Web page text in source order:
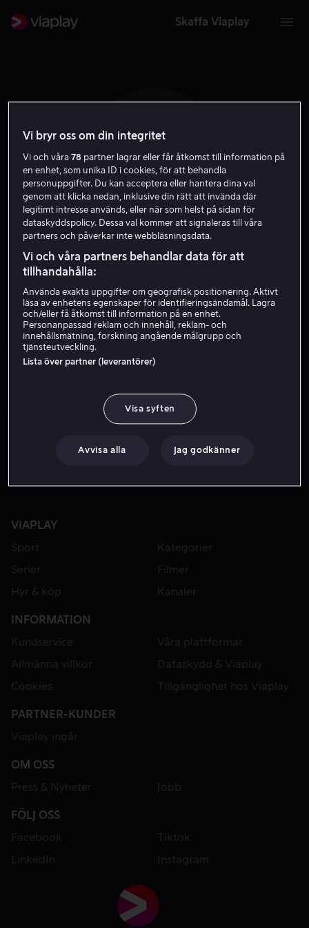
Skaffa Viaplay
C T
Clive Tonge
VIAPLAY
Sport
Kategorier
Serier
Filmer
Hyr & köp
Kanaler
INFORMATION
Kundservice
Våra plattformar
Allmänna villkor
Dataskydd & Viaplay
Cookies
Tillgänglighet hos Viaplay
PARTNER-KUNDER
Viaplay ingår
OM OSS
Press & Nyheter
Jobb
FÖLJ OSS
Facebook
Tiktok
LinkedIn
Instagram
Vi bryr oss om din integritet
Vi och våra78 partner lagrar eller får åtkomst till information på
en enhet, som unika ID i cookies, för att behandla
personuppgifter. Du kan acceptera eller hantera dina val
genom att klicka nedan, inklusive din rätt att invända där
legitimt intresse används, eller när som helst på sidan för
dataskyddspolicy. Dessa val kommer att signaleras till våra
partners och påverkar inte webbläsningsdata.
Vi och våra partners behandlar data för att
tillhandahålla:
Använda exakta uppgifter om geografisk positionering. Aktivt
läsa av enhetens egenskaper för identifieringsändamål. Lagra
och/eller få åtkomst till information på en enhet.
Personanpassad reklam och innehåll, reklam- och
innehållsmätning, forskning angående målgrupp och
tjänsteutveckling.
Lista över partner (leverantörer)
Visa syften
Avvisa alla Jag godkänner